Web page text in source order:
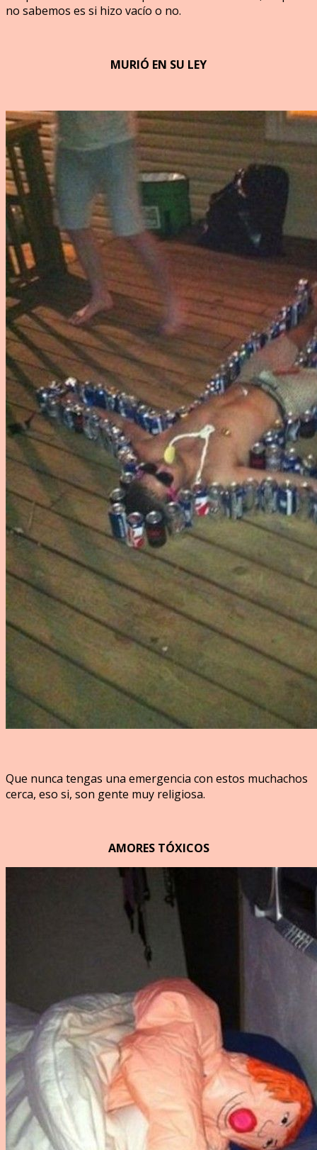
no sabemos es si hizo vacío o no.
MURIÓ EN SU LEY
Que nunca tengas una emergencia con estos muchachos
cerca, eso si, son gente muy religiosa.
AMORES TÓXICOS